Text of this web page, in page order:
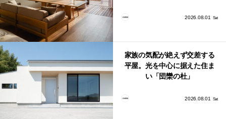
2026.08.01 Sat
家族の気配が絶えず交差する
平屋。光を中心に据えた住ま
い「団欒の杜」
2026.08.01 Sat